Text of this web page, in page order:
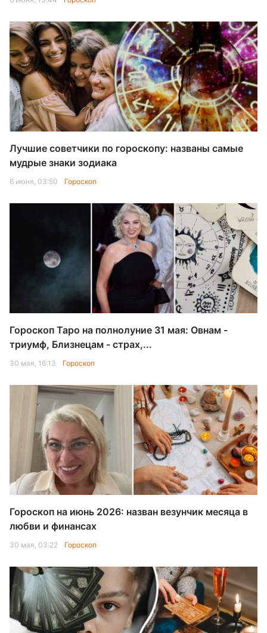
Лучшие советчики по гороскопу: названы самые
мудрые знаки зодиака
6 июня, 03:50 Гороскоп
Гороскоп Таро на полнолуние 31 мая: Овнам -
триумф, Близнецам - страх,...
30 мая, 16:13 Гороскоп
Гороскоп на июнь 2026: назван везунчик месяца в
любви и финансах
30 мая, 03:22 Гороскоп